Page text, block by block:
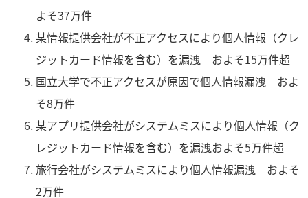
よそ37万件
某情報提供会社が不正アクセスにより個人情報（クレ
ジットカード情報を含む）を漏洩 およそ15万件超
国立大学で不正アクセスが原因で個人情報漏洩 およ
そ8万件
某アプリ提供会社がシステムミスにより個人情報（ク
レジットカード情報を含む）を漏洩およそ5万件超
旅行会社がシステムミスにより個人情報漏洩 およそ
2万件